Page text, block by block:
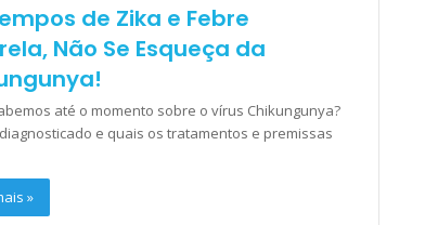
de Zika e Febre
Não Se Esqueça da
até o momento sobre o vírus Chikungunya?
e quais os tratamentos e premissas
»